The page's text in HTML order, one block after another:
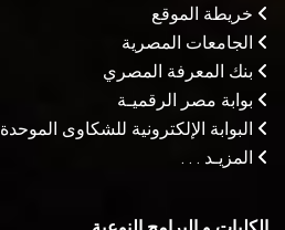
خريطة الموقع
الجامعات المصرية
بنك المعرفة المصري
بوابة مصر الرقميـة
البوابة الإلكترونية للشكاوى الموحدة
المزيـد . . .